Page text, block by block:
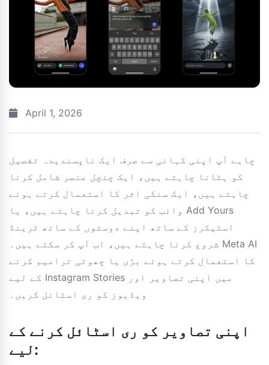
April 1, 2026
چاہے آپ اپنی کہانی سے صرف ایک ناپسندیدہ تفصیل
کو ہٹانا چاہتے ہیں، ایک چنچل عنصر شامل کرنا
چاہتے ہیں، ایک سنکی اثر کا استعمال کرتے ہوئے
وائب کو تبدیل کرنا چاہتے ہیں، یا Add Yours
اسٹیکرز کے ساتھ اپنے دوستوں کے ساتھ ٹرینڈ
شروع کرنا چاہتے ہیں، اب آپ کر سکتے ہیں۔ Meta AI
کا استعمال کرتے ہوئے بڑی یا چھوٹی ترامیم کرنے
کے لیے Instagram Stories میں اپنی تصاویر اور
ویڈیوز کو ری اسٹائل کریں۔
اپنی تصاویر کو ری اسٹائل کرنے کے
لیے: